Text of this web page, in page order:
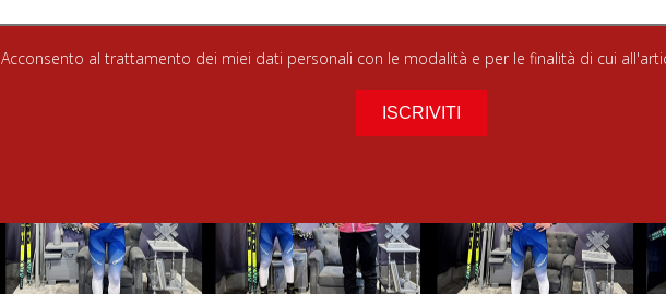
Acconsento al trattamento dei miei dati personali con le modalità e per le finalità di cui